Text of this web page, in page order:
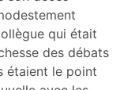
qui était
des débats
étaient le point